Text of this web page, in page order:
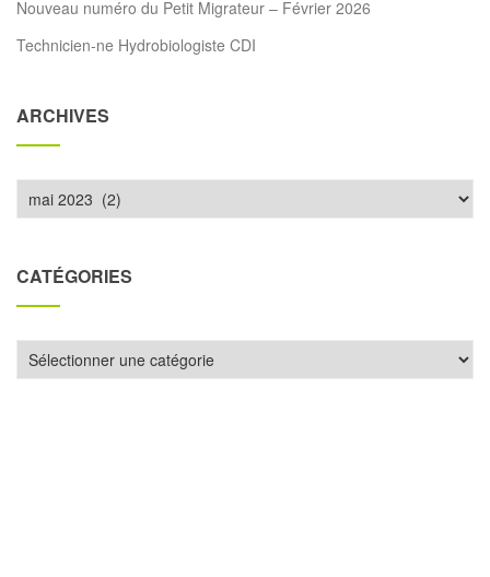
Nouveau numéro du Petit Migrateur – Février 2026
Technicien-ne Hydrobiologiste CDI
ARCHIVES
Archives
CATÉGORIES
Catégories